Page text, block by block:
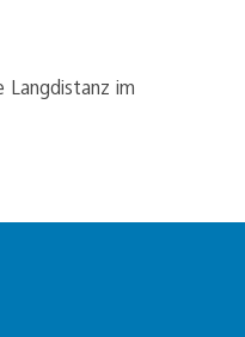
Langdistanz im